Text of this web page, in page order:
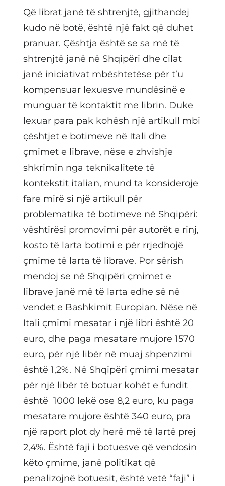
Që librat janë të shtrenjtë, gjithandej
kudo në botë, është një fakt që duhet
pranuar. Çështja është se sa më të
shtrenjtë janë në Shqipëri dhe cilat
janë iniciativat mbështetëse për t’u
kompensuar lexuesve mundësinë e
munguar të kontaktit me librin. Duke
lexuar para pak kohësh një artikull mbi
çështjet e botimeve në Itali dhe
çmimet e librave, nëse e zhvishje
shkrimin nga teknikalitete të
kontekstit italian, mund ta konsideroje
fare mirë si një artikull për
problematika të botimeve në Shqipëri:
vështirësi promovimi për autorët e rinj,
kosto të larta botimi e për rrjedhojë
çmime të larta të librave. Por sërish
mendoj se në Shqipëri çmimet e
librave janë më të larta edhe së në
vendet e Bashkimit Europian. Nëse në
Itali çmimi mesatar i një libri është 20
euro, dhe paga mesatare mujore 1570
euro, për një libër në muaj shpenzimi
është 1,2%. Në Shqipëri çmimi mesatar
për një libër të botuar kohët e fundit
është 1000 lekë ose 8,2 euro, ku paga
mesatare mujore është 340 euro, pra
një raport plot dy herë më të lartë prej
2,4%. Është faji i botuesve që vendosin
këto çmime, janë politikat që
penalizojnë botuesit, është vetë “faji” i